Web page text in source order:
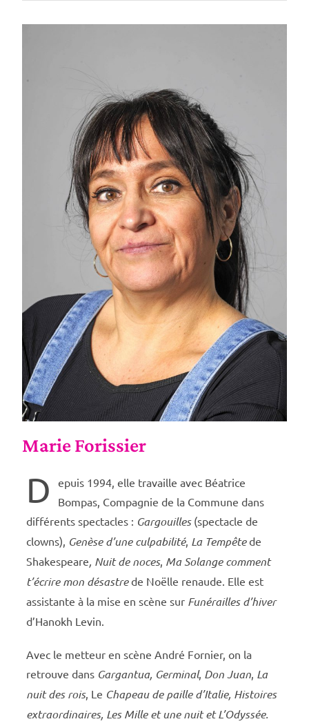
Marie Forissier
D
epuis 1994, elle travaille avec Béatrice
Bompas, Compagnie de la Commune dans
différents spectacles : Gargouilles(spectacle de
clowns), Genèse d’une culpabilité, La Tempêtede
Shakespeare, Nuit de noces, Ma Solange comment
t’écrire mon désastrede Noëlle renaude. Elle est
assistante à la mise en scène sur Funérailles d’hiver
d’Hanokh Levin.
Avec le metteur en scène André Fornier, on la
retrouve dans Gargantua, Germinal, Don Juan La
nuit des rois, Le Chapeau de paille d’Italie, Histoires
extraordinaires, Les Mille et une nuit et L’Odyssée.